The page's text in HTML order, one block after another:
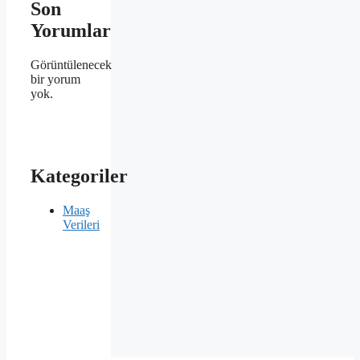
Son
Yorumlar
Görüntülenecek
bir yorum
yok.
Kategoriler
Maaş
Verileri